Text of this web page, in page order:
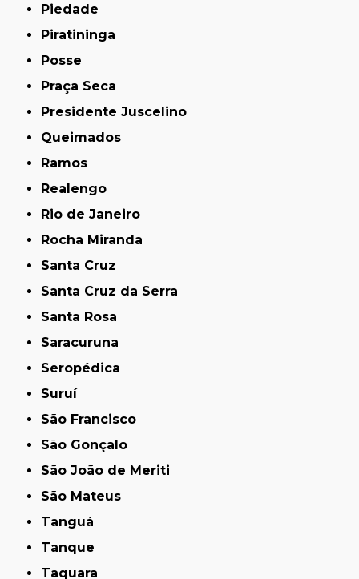
Piedade
Piratininga
Posse
Praça Seca
Presidente Juscelino
Queimados
Ramos
Realengo
Rio de Janeiro
Rocha Miranda
Santa Cruz
Santa Cruz da Serra
Santa Rosa
Saracuruna
Seropédica
Suruí
São Francisco
São Gonçalo
São João de Meriti
São Mateus
Tanguá
Tanque
Taquara